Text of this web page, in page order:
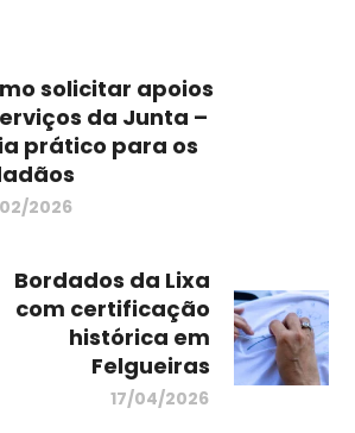
solicitar apoios
da Junta –
prático para os
2026
Bordados da Lixa
com certificação
histórica em
Felgueiras
17/04/2026